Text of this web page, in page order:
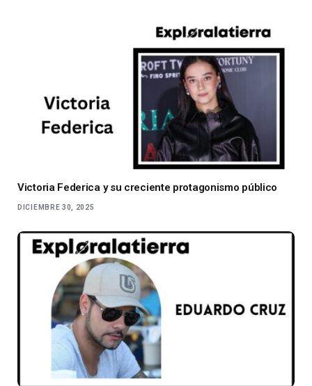
Victoria Federica y su creciente protagonismo público
DICIEMBRE 30, 2025